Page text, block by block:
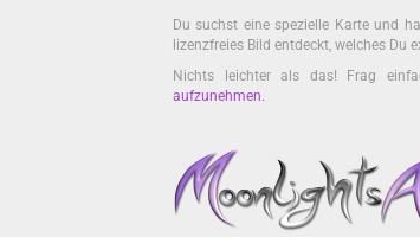
Du suchst eine spezielle Karte und
lizenzfreies Bild entdeckt, welches Du
Nichts leichter als das! Frag
aufzunehmen.